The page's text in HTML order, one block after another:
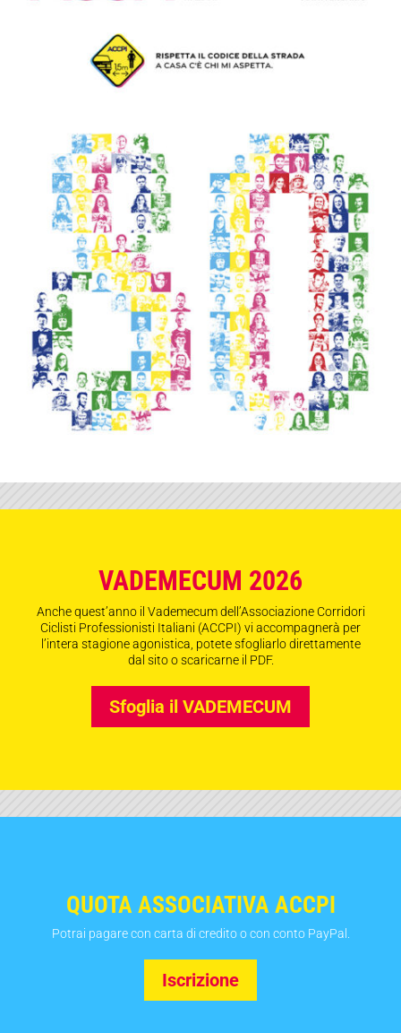
VADEMECUM 2026
Anche quest’anno il Vademecum dell’Associazione Corridori
Ciclisti Professionisti Italiani (ACCPI) vi accompagnerà per
l’intera stagione agonistica, potete sfogliarlo direttamente
dal sito o scaricarne il PDF.
Sfoglia il VADEMECUM
QUOTA ASSOCIATIVA ACCPI
Potrai pagare con carta di credito o con conto PayPal.
Iscrizione